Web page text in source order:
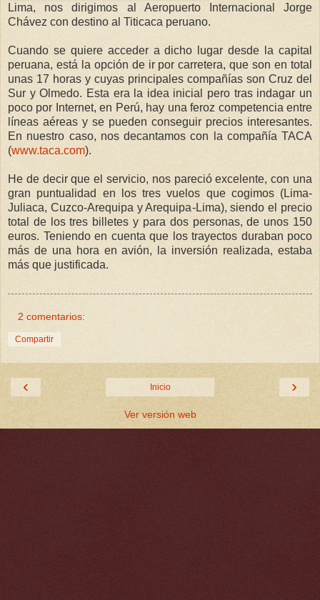
Lima, nos dirigimos al Aeropuerto Internacional Jorge
Chávez con destino al Titicaca peruano.
Cuando se quiere acceder a dicho lugar desde la capital
peruana, está la opción de ir por carretera, que son en total
unas 17 horas y cuyas principales compañías son Cruz del
Sur y Olmedo. Esta era la idea inicial pero tras indagar un
poco por Internet, en Perú, hay una feroz competencia entre
líneas aéreas y se pueden conseguir precios interesantes.
En nuestro caso, nos decantamos con la compañía TACA
(www.taca.com).
He de decir que el servicio, nos pareció excelente, con una
gran puntualidad en los tres vuelos que cogimos (Lima-
Juliaca, Cuzco-Arequipa y Arequipa-Lima), siendo el precio
total de los tres billetes y para dos personas, de unos 150
euros. Teniendo en cuenta que los trayectos duraban poco
más de una hora en avión, la inversión realizada, estaba
más que justificada.
2 comentarios:
Compartir
‹ ›
Inicio
Ver versión web